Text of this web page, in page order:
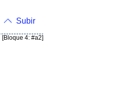
Subir
[Bloque 4: #a2]